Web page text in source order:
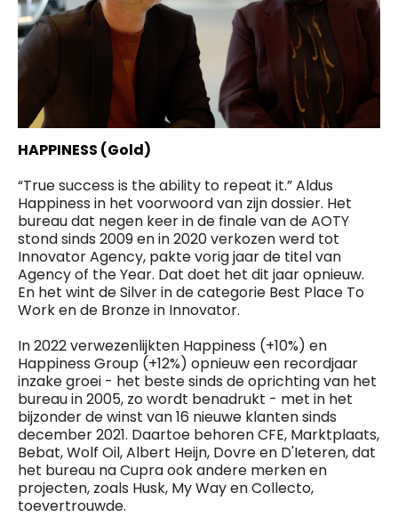
HAPPINESS (Gold)
“True success is the ability to repeat it.” Aldus
Happiness in het voorwoord van zijn dossier. Het
bureau dat negen keer in de finale van de AOTY
stond sinds 2009 en in 2020 verkozen werd tot
Innovator Agency, pakte vorig jaar de titel van
Agency of the Year. Dat doet het dit jaar opnieuw.
En het wint de Silver in de categorie Best Place To
Work en de Bronze in Innovator.
In 2022 verwezenlijkten Happiness (+10%) en
Happiness Group (+12%) opnieuw een recordjaar
inzake groei - het beste sinds de oprichting van het
bureau in 2005, zo wordt benadrukt - met in het
bijzonder de winst van 16 nieuwe klanten sinds
december 2021. Daartoe behoren CFE, Marktplaats,
Bebat, Wolf Oil, Albert Heijn, Dovre en D'Ieteren, dat
het bureau na Cupra ook andere merken en
projecten, zoals Husk, My Way en Collecto,
toevertrouwde.